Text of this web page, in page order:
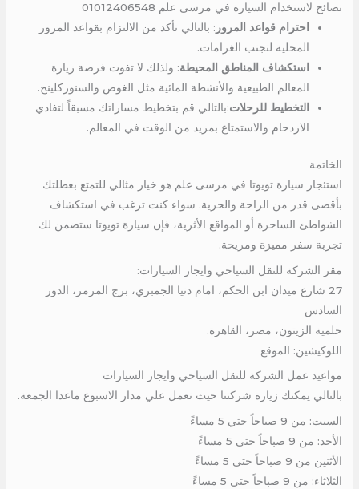
نصائح لاستخدام السيارة في مرسى علم 01012406548
احترام قواعد المرور : بالتالي تأكد من الالتزام بقواعد المرور
المحلية لتجنب الغرامات.
استكشاف المناطق المحيطة: ولذلك لا تفوت فرصة زيارة
المعالم الطبيعية والأنشطة المائية مثل الغوص والسنوركلينج.
التخطيط للرحلات:بالتالي قم بتخطيط مساراتك مسبقاً لتفادي
الازدحام والاستمتاع بمزيد من الوقت في المعالم.
الخاتمة
استئجار سيارة تويوتا في مرسى علم هو خيار مثالي للتمتع بعطلتك
بأقصى قدر من الراحة والحرية. سواء كنت ترغب في استكشاف
الشواطئ الساحرة أو المواقع الأثرية، فإن سيارة تويوتا ستضمن لك
تجربة سفر مميزة ومريحة.
مقر الشركة للنقل السياحي وايجار السيارات:
27 شارع ميدان ابن الحكم، امام دنيا الجمبري، برج المرمر، الدور
السادس
حلمية الزيتون، مصر، القاهرة.
اللوكيشين: الموقع
مواعيد عمل الشركة للنقل السياحي وايجار السيارات
بالتالي يمكنك زيارة شركتنا حيث نعمل علي مدار الاسبوع ماعدا الجمعة.
السبت: من 9 صباحاً حتي 5 مساءً
الأحد: من 9 صباحاً حتي 5 مساءً
الأثنين من 9 صباحاً حتي 5 مساءً
الثلاثاء: من 9 صباحاً حتي 5 مساءً